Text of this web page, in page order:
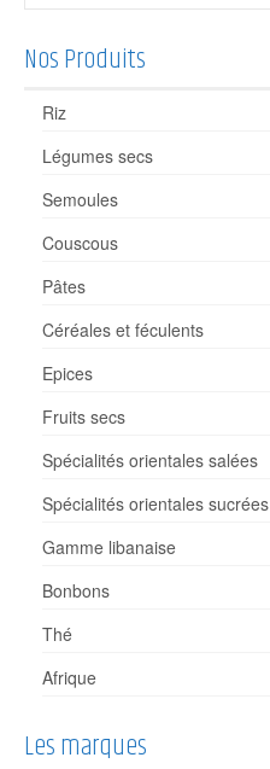
Nos Produits
Riz
Légumes secs
Semoules
Couscous
Pâtes
Céréales et féculents
Epices
Fruits secs
Spécialités orientales salées
Spécialités orientales sucrées
Gamme libanaise
Bonbons
Thé
Afrique
Les marques